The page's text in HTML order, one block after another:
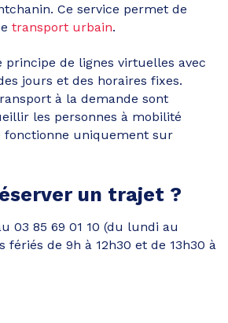
Ce service permet de
transport urbain.
de lignes virtuelles avec
jours et des horaires fixes.
à la demande sont
les personnes à mobilité
fonctionne uniquement sur
un trajet ?
03 85 69 01 10 (du lundi au
fériés de 9h à 12h30 et de 13h30 à